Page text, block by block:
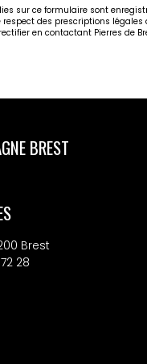
sur ce formulaire sont
des prescriptions légales
en contactant Pierres de
BREST
Brest
28